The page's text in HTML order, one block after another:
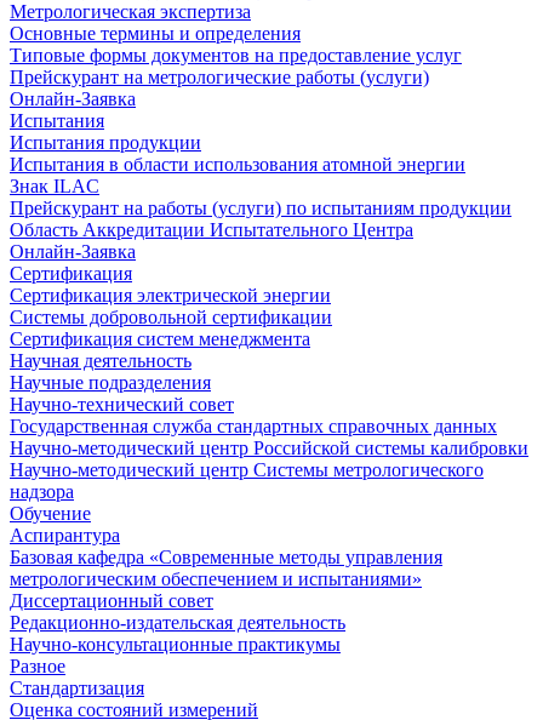
Метрологическая экспертиза
Основные термины и определения
Типовые формы документов на предоставление услуг
Прейскурант на метрологические работы (услуги)
Онлайн-Заявка
Испытания
Испытания продукции
Испытания в области использования атомной энергии
Знак ILAC
Прейскурант на работы (услуги) по испытаниям продукции
Область Аккредитации Испытательного Центра
Онлайн-Заявка
Сертификация
Сертификация электрической энергии
Системы добровольной сертификации
Сертификация систем менеджмента
Научная деятельность
Научные подразделения
Научно-технический совет
Государственная служба стандартных справочных данных
Научно-методический центр Российской системы калибровки
Научно-методический центр Системы метрологического
надзора
Обучение
Аспирантура
Базовая кафедра «Современные методы управления
метрологическим обеспечением и испытаниями»
Диссертационный совет
Редакционно-издательская деятельность
Научно-консультационные практикумы
Разное
Стандартизация
Оценка состояний измерений